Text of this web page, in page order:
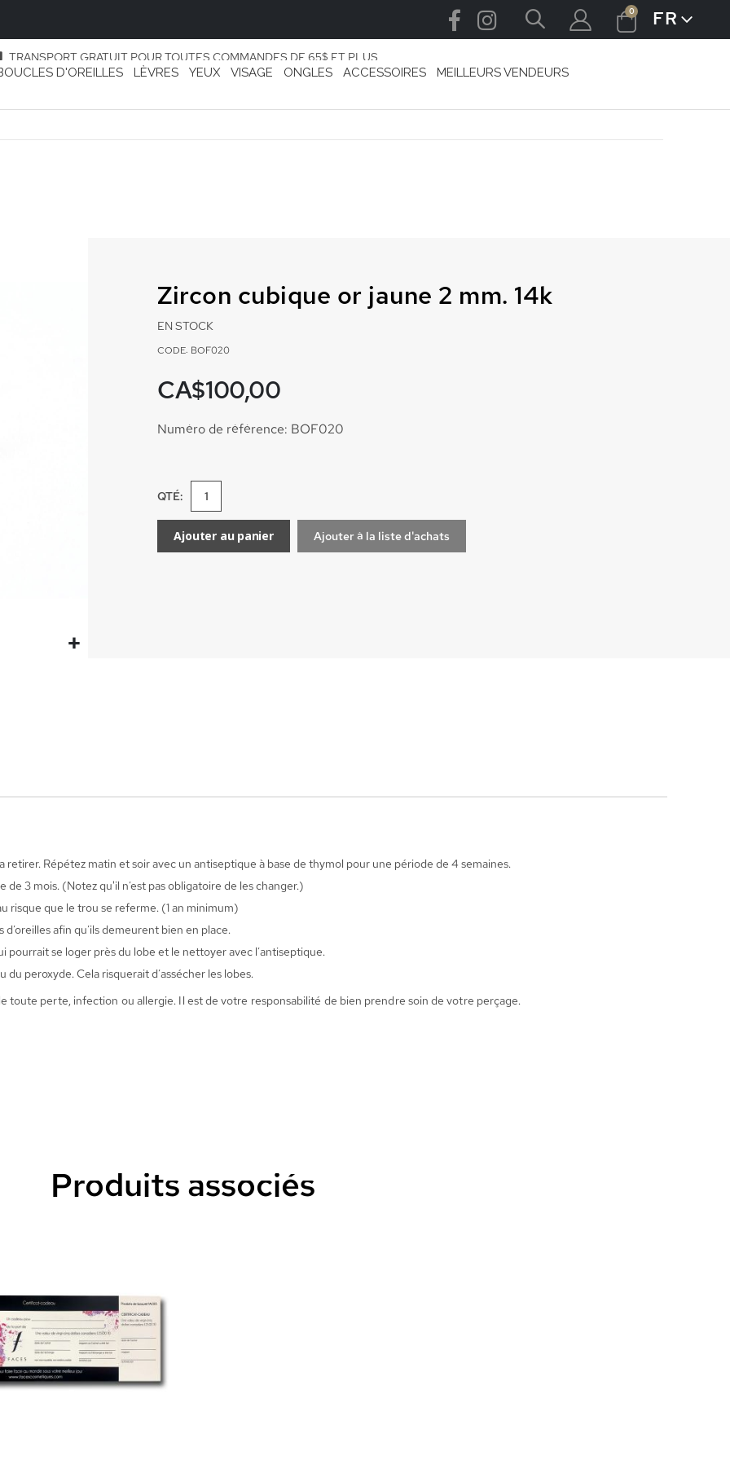
Cart
0articlesLANGUE
FR
TRANSPORT GRATUIT POUR TOUTES COMMANDES DE 65$ ET PLUS
D'OREILLES LÈVRES YEUX VISAGE ONGLES ACCESSOIRES
MEILLEURS VENDEURS
Zircon cubique or jaune 2 mm. 14k
EN STOCK
CODE: BOF020
CA$100,00
Numéro de référence: BOF020
QTÉ:
Ajouter au panier Ajouter à la liste d'achats
retirer. Répétez matin et soir avec un antiseptique à base de thymol pour une période de 4 semaines.
de 3 mois. (Notez qu'il n’est pas obligatoire de les changer.)
risque que le trou se referme. (1 an minimum)
afin qu’ils demeurent bien en place.
se loger près du lobe et le nettoyer avec l’antiseptique.
peroxyde. Cela risquerait d’assécher les lobes.
toute perte, infection ou allergie. Il est de votre responsabilité de bien prendre soin de votre perçage.
Produits associés